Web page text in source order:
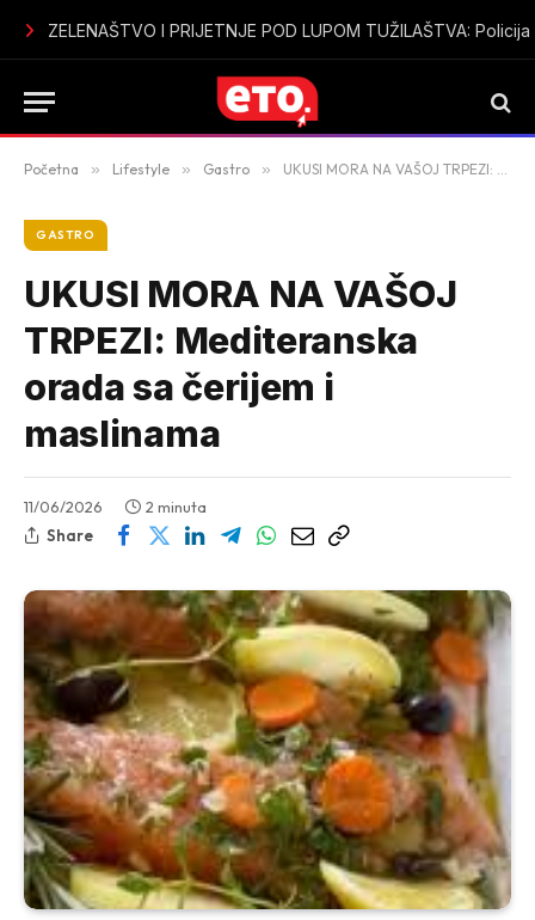
Sutomore u špicu sezone bez vode: Mještani i turisti
Početna » Lifestyle » Gastro » UKUSI MORA NA VAŠOJ TRPEZI: Mediteranska orada sa čerijem i maslinama
GASTRO
UKUSI MORA NA VAŠOJ
TRPEZI: Mediteranska
orada sa čerijem i
maslinama
11/06/2026
2 minuta
Share